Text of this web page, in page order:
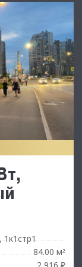
84.00 м²